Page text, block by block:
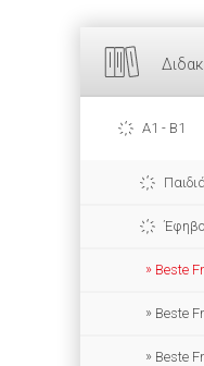
A1 - B1
Beste
Beste
Beste